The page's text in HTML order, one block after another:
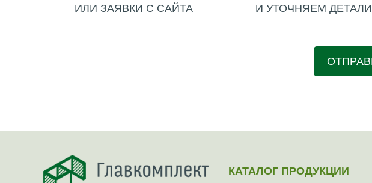
ИЛИ ЗАЯВКИ С САЙТА
И УТОЧНЯЕМ ДЕТАЛИ
КАТАЛОГ ПРОДУКЦИИ